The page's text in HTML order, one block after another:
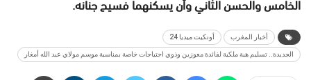
أخبار المغرب أونكيت ميديا 24
الجديدة.. تسليم هبة ملكية لفائدة معوزين وذوي احتياجات خاصة بمناسبة موسم مولاي عبد الله أمغار